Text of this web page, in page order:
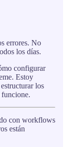
errores. No
los días.
configurar
Estoy
los
funcione.
con workflows
están